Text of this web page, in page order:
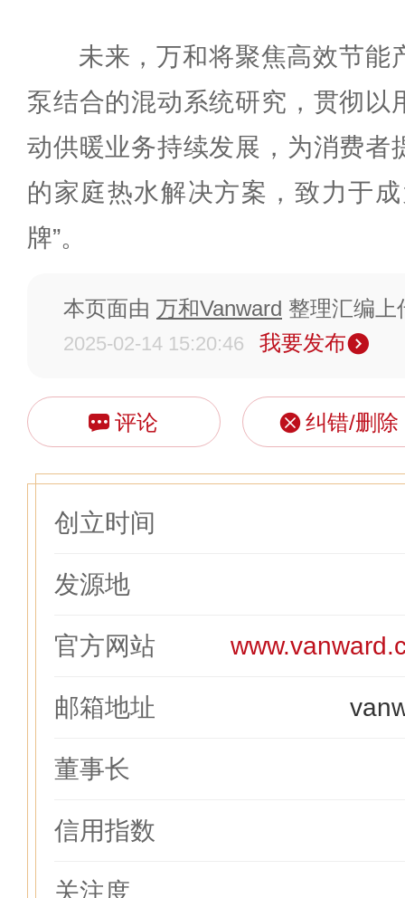
未来，万和将聚焦高效节能
泵结合的混动系统研究，贯彻以
动供暖业务持续发展，为消费者
的家庭热水解决方案，致力于
牌”。
本页面由 万和Vanward 整理汇编上
2025-02-14 15:20:46 我要发布
评论 纠错/删除
创立时间
发源地
官方网站
邮箱地址
董事长
信用指数
关注度